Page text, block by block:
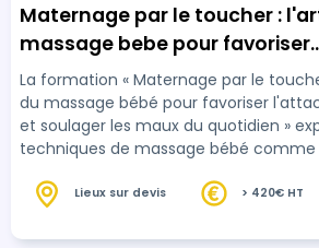
Maternage par le toucher :
massage bebe pour favoriser
l'attachement et soulager les
du quotidien - Session ILE DE
REUNION
La formation « Maternage par le
du massage bébé pour favoriser
et soulager les maux du quotidien »
techniques de massage bébé comme
entre les parents et leur enfant dès la
soulagement aux inconforts
Lieux sur devis > 420€ HT